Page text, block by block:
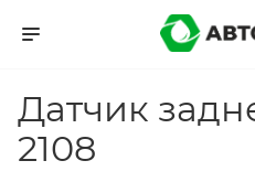
Датчик
2108